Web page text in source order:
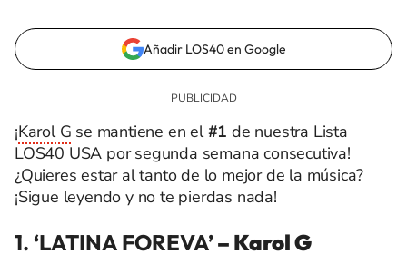
Añadir LOS40 en Google
¡Karol G se mantiene en el#1 de nuestra Lista
LOS40 USA por segunda semana consecutiva!
¿Quieres estar al tanto de lo mejor de la música?
¡Sigue leyendo y no te pierdas nada!
1. ‘LATINA FOREVA’– Karol G